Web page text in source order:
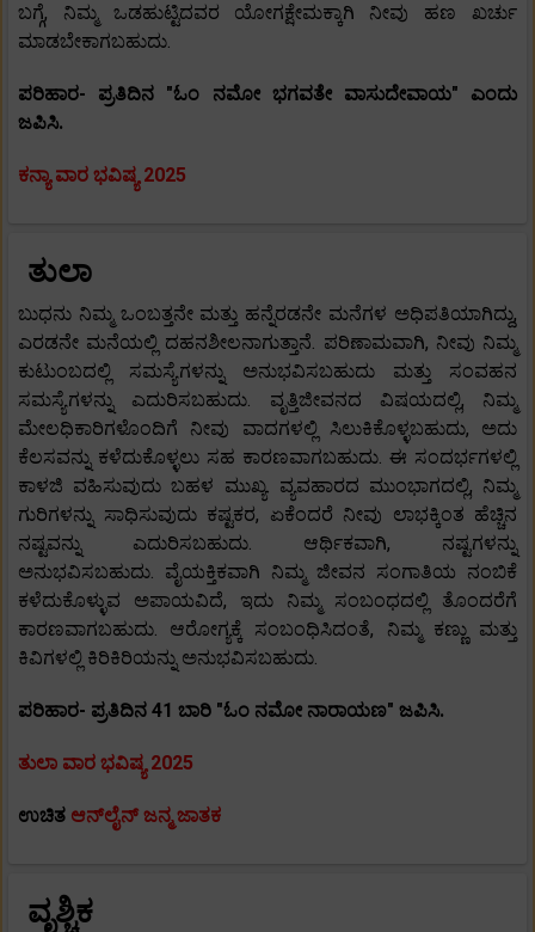
ಬಗ್ಗೆ, ನಿಮ್ಮ ಒಡಹುಟ್ಟಿದವರ ಯೋಗಕ್ಷೇಮಕ್ಕಾಗಿ ನೀವು ಹಣ ಖರ್ಚು
ಮಾಡಬೇಕಾಗಬಹುದು.
ಪರಿಹಾರ- ಪ್ರತಿದಿನ "ಓಂ ನಮೋ ಭಗವತೇ ವಾಸುದೇವಾಯ" ಎಂದು
ಜಪಿಸಿ.
ಕನ್ಯಾ ವಾರ ಭವಿಷ್ಯ 2025
ತುಲಾ
ಬುಧನು ನಿಮ್ಮ ಒಂಬತ್ತನೇ ಮತ್ತು ಹನ್ನೆರಡನೇ ಮನೆಗಳ ಅಧಿಪತಿಯಾಗಿದ್ದು,
ಎರಡನೇ ಮನೆಯಲ್ಲಿ ದಹನಶೀಲನಾಗುತ್ತಾನೆ. ಪರಿಣಾಮವಾಗಿ, ನೀವು ನಿಮ್ಮ
ಕುಟುಂಬದಲ್ಲಿ ಸಮಸ್ಯೆಗಳನ್ನು ಅನುಭವಿಸಬಹುದು ಮತ್ತು ಸಂವಹನ
ಸಮಸ್ಯೆಗಳನ್ನು ಎದುರಿಸಬಹುದು. ವೃತ್ತಿಜೀವನದ ವಿಷಯದಲ್ಲಿ, ನಿಮ್ಮ
ಮೇಲಧಿಕಾರಿಗಳೊಂದಿಗೆ ನೀವು ವಾದಗಳಲ್ಲಿ ಸಿಲುಕಿಕೊಳ್ಳಬಹುದು, ಅದು
ಕೆಲಸವನ್ನು ಕಳೆದುಕೊಳ್ಳಲು ಸಹ ಕಾರಣವಾಗಬಹುದು. ಈ ಸಂದರ್ಭಗಳಲ್ಲಿ
ಕಾಳಜಿ ವಹಿಸುವುದು ಬಹಳ ಮುಖ್ಯ. ವ್ಯವಹಾರದ ಮುಂಭಾಗದಲ್ಲಿ, ನಿಮ್ಮ
ಗುರಿಗಳನ್ನು ಸಾಧಿಸುವುದು ಕಷ್ಟಕರ, ಏಕೆಂದರೆ ನೀವು ಲಾಭಕ್ಕಿಂತ ಹೆಚ್ಚಿನ
ನಷ್ಟವನ್ನು ಎದುರಿಸಬಹುದು. ಆರ್ಥಿಕವಾಗಿ, ನಷ್ಟಗಳನ್ನು
ಅನುಭವಿಸಬಹುದು. ವೈಯಕ್ತಿಕವಾಗಿ ನಿಮ್ಮ ಜೀವನ ಸಂಗಾತಿಯ ನಂಬಿಕೆ
ಕಳೆದುಕೊಳ್ಳುವ ಅಪಾಯವಿದೆ, ಇದು ನಿಮ್ಮ ಸಂಬಂಧದಲ್ಲಿ ತೊಂದರೆಗೆ
ಕಾರಣವಾಗಬಹುದು. ಆರೋಗ್ಯಕ್ಕೆ ಸಂಬಂಧಿಸಿದಂತೆ, ನಿಮ್ಮ ಕಣ್ಣು ಮತ್ತು
ಕಿವಿಗಳಲ್ಲಿ ಕಿರಿಕಿರಿಯನ್ನು ಅನುಭವಿಸಬಹುದು.
ಪರಿಹಾರ- ಪ್ರತಿದಿನ 41 ಬಾರಿ "ಓಂ ನಮೋ ನಾರಾಯಣ" ಜಪಿಸಿ.
ತುಲಾ ವಾರ ಭವಿಷ್ಯ 2025
ಉಚಿತ ಆನ್‌ಲೈನ್ ಜನ್ಮ ಜಾತಕ
ವೃಶ್ಚಿಕ